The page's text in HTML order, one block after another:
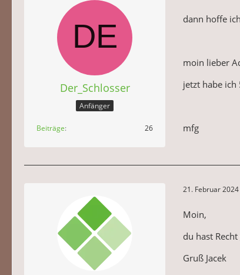
Der_Schlosser
Anfänger
Beiträge 26
dann hoffe
moin lieber
jetzt habe
mfg
21. Februar
Moin,
du hast
Gruß Jacek